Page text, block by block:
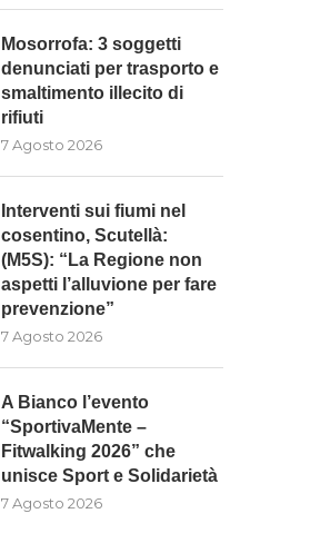
Mosorrofa: 3 soggetti
denunciati per trasporto e
smaltimento illecito di
rifiuti
7 Agosto 2026
Interventi sui fiumi nel
cosentino, Scutellà:
(M5S): “La Regione non
aspetti l’alluvione per fare
prevenzione”
7 Agosto 2026
A Bianco l’evento
“SportivaMente –
Fitwalking 2026” che
unisce Sport e Solidarietà
7 Agosto 2026